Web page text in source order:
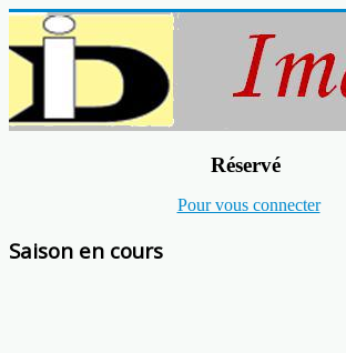
Réservé
Pour vous connecter
Saison en cours